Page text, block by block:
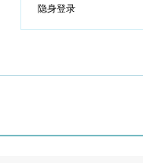
隐身登录